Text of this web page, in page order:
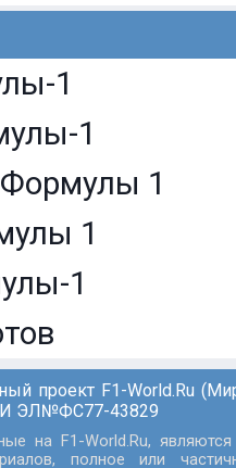
1
1
1
1
1
проект F1-World.Ru
ЭЛ№ФС77-43829
на F1-World.Ru,
полное или